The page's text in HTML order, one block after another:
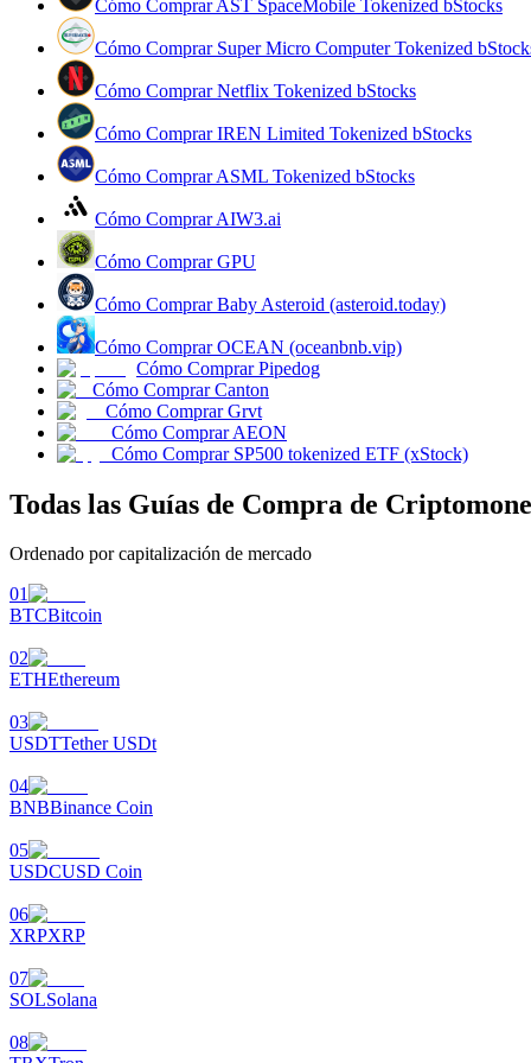
Guía
Guía de inicio de futuros
Estrategias comerciales
Aprenda cómo mantenerse rentable
Power Piggy
Gana recompensas competitivas diariamente
Cómo Comprar AST SpaceMobile Tokenized bStocks
Cómo Comprar Super Micro Computer Tokenized
Cómo Comprar Netflix Tokenized bStocks
Cómo Comprar IREN Limited Tokenized bStocks
Cómo Comprar ASML Tokenized bStocks
Cómo Comprar AIW3.ai
Cómo Comprar GPU
Cómo Comprar Baby Asteroid (asteroid.today)
Cómo Comprar OCEAN (oceanbnb.vip)
Cómo Comprar Pipedog
Cómo Comprar Canton
Cómo Comprar Grvt
Cómo Comprar AEON
Cómo Comprar SP500 tokenized ETF (xStock)
Todas las Guías de Compra de
Ordenado por capitalización de mercado
01
BTCBitcoin
02
ETHEthereum
03
USDTTether USDt
04
BNBBinance Coin
05
USDCUSD Coin
06
XRPXRP
07
SOLSolana
08